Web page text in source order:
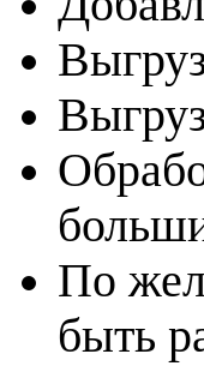
По
быть